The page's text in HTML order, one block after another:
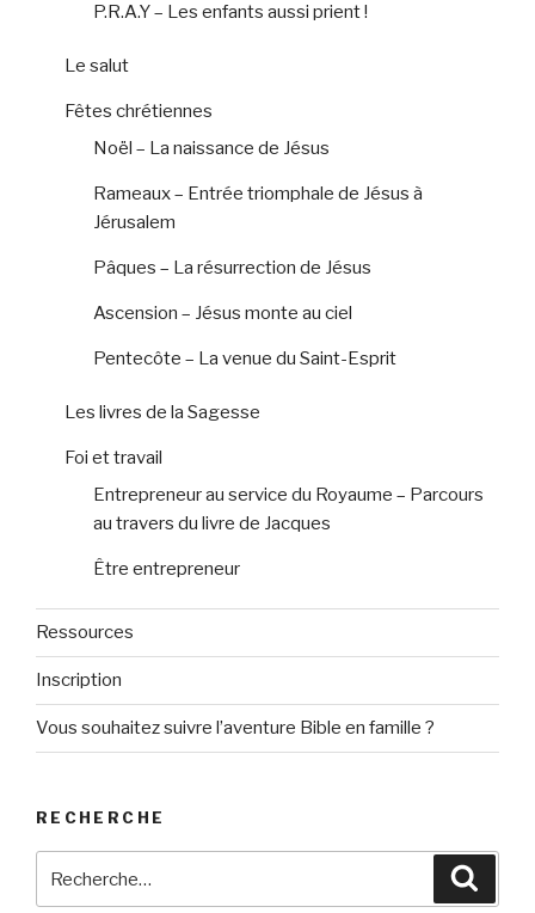
P.R.A.Y – Les enfants aussi prient !
Le salut
Fêtes chrétiennes
Noël – La naissance de Jésus
Rameaux – Entrée triomphale de Jésus à
Jérusalem
Pâques – La résurrection de Jésus
Ascension – Jésus monte au ciel
Pentecôte – La venue du Saint-Esprit
Les livres de la Sagesse
Foi et travail
Entrepreneur au service du Royaume – Parcours
au travers du livre de Jacques
Être entrepreneur
Ressources
Inscription
Vous souhaitez suivre l’aventure Bible en famille ?
RECHERCHE
pour